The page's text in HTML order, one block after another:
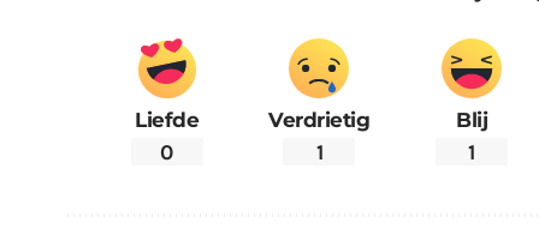
Liefde
0
Verdrietig
1
Blij
1